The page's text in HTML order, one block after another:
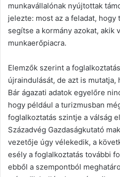
munkavállalónak nyújtottak
jelezte: most az a feladat,
segítse a kormány azokat, akik
munkaerőpiacra.
Elemzők szerint a
újraindulását, de azt is mutatja,
Bár ágazati adatok egyelőre
hogy például a turizmusban
foglalkoztatás szintje a válság
Századvég Gazdaságkutató
vezetője úgy vélekedik, a
esély a foglalkoztatás további
ebből a szempontból